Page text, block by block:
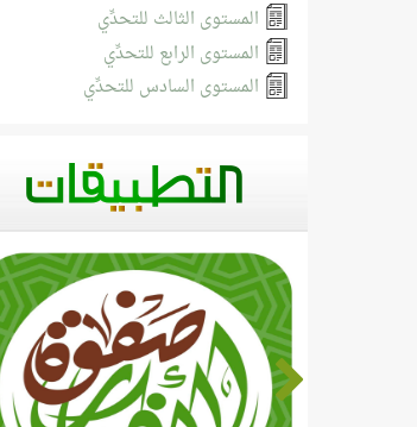
المستوى الثالث للتحدِّي
المستوى الرابع للتحدِّي
المستوى السادس للتحدِّي